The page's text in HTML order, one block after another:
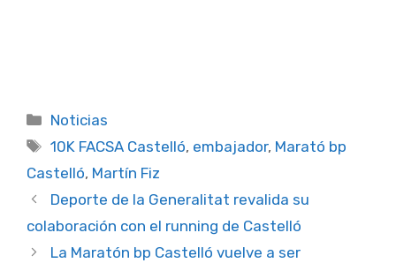
Categorías
Noticias
Etiquetas
10K FACSA Castelló, embajador, Marató bp
Castelló, Martín Fiz
Deporte de la Generalitat revalida su
colaboración con el running de Castelló
La Maratón bp Castelló vuelve a ser